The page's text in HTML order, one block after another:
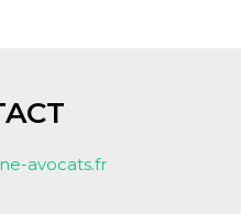
avocats.fr